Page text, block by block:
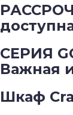
СЕРИЯ
Важная
Шкаф